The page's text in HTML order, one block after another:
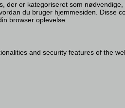
der er kategoriseret som
du bruger hjemmesiden. Disse
browser oplevelse.
and security features of the